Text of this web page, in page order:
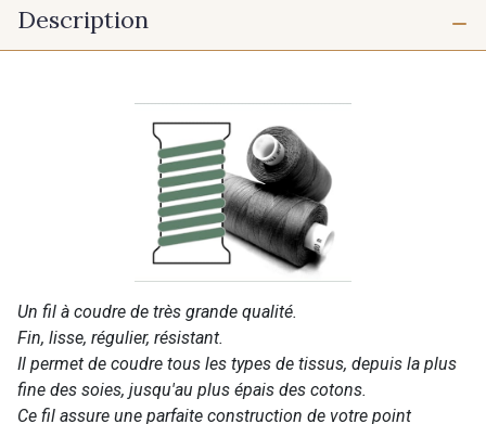
Description
Un fil à coudre de très grande qualité.
Fin, lisse, régulier, résistant.
Il permet de coudre tous les types de tissus, depuis la plus
fine des soies, jusqu'au plus épais des cotons.
Ce fil assure une parfaite construction de votre point